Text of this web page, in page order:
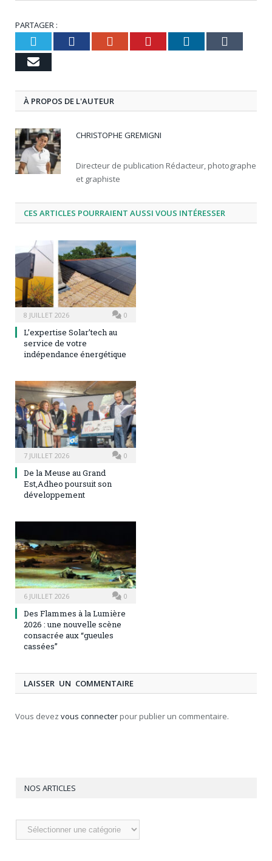
PARTAGER :
TwitterFacebookGoogle+Pinterest
LinkedIn
Email
À PROPOS DE L'AUTEUR
CHRISTOPHE GREMIGNI
Directeur de publication Rédacteur, photographe
et graphiste
CES ARTICLES POURRAIENT AUSSI VOUS INTÉRESSER
8 JUILLET 2026 0
L’expertise Solar’tech au
service de votre
indépendance énergétique
7 JUILLET 2026 0
De la Meuse au Grand
Est,Adheo poursuit son
développement
6 JUILLET 2026 0
Des Flammes à la Lumière
2026 : une nouvelle scène
consacrée aux “gueules
cassées”
LAISSER UN COMMENTAIRE
Vous devez vous connecter pour publier un commentaire.
NOS ARTICLES
Nos